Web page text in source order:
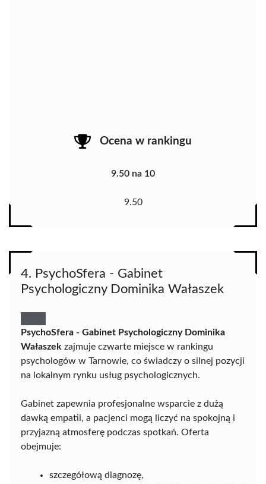
Ocena w rankingu
9.50 na 10
9.50
4. PsychoSfera - Gabinet
Psychologiczny Dominika Wałaszek
PsychoSfera - Gabinet Psychologiczny Dominika
Wałaszek zajmuje czwarte miejsce w rankingu
psychologów w Tarnowie, co świadczy o silnej pozycji
na lokalnym rynku usług psychologicznych.
Gabinet zapewnia profesjonalne wsparcie z dużą
dawką empatii, a pacjenci mogą liczyć na spokojną i
przyjazną atmosferę podczas spotkań. Oferta
obejmuje:
szczegółową diagnozę,